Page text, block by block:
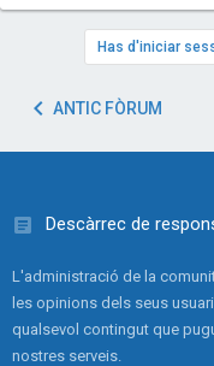
Has d'iniciar
ANTIC FÒRUM
Descàrrec de
L'administració de la
les opinions dels seus
qualsevol contingut que
nostres serveis.